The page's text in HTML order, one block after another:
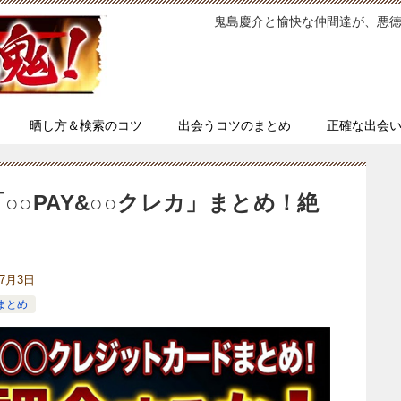
鬼島慶介と愉快な仲間達が、悪
晒し方＆検索のコツ 出会うコツのまとめ 正確な出会
クレカ」まとめ！絶
月3日
とめ